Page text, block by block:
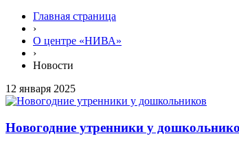
Главная страница
›
О центре «НИВА»
›
Новости
12 января 2025
Новогодние утренники у